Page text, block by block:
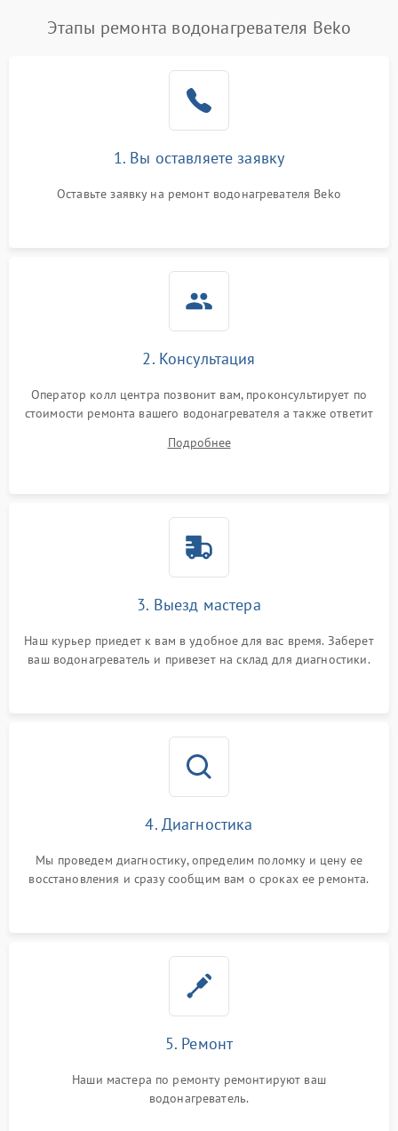
Этапы ремонта водонагревателя Beko
1. Вы оставляете заявку
Оставьте заявку на ремонт водонагревателя Beko
2. Консультация
Оператор колл центра позвонит вам, проконсультирует по
стоимости ремонта вашего водонагревателя а также ответит
Подробнее
3. Выезд мастера
Наш курьер приедет к вам в удобное для вас время. Заберет
ваш водонагреватель и привезет на склад для диагностики.
4. Диагностика
Мы проведем диагностику, определим поломку и цену ее
восстановления и сразу сообщим вам о сроках ее ремонта.
5. Ремонт
Наши мастера по ремонту ремонтируют ваш
водонагреватель.